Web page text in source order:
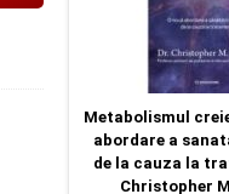
Metabolismul
abordare a
de la cauza la
Christopher